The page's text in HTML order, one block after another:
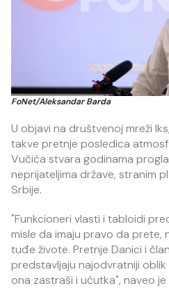
FoNet/Aleksandar Barda
U objavi na društvenoj mreži
takve pretnje posledica
Vučića stvara godinama
neprijateljima države, stranim
Srbije.
"Funkcioneri vlasti i tabloidi
misle da imaju pravo da prete,
tuđe živote. Pretnje Danici i
predstavljaju najodvratniji
ona zastraši i ućutka", naveo